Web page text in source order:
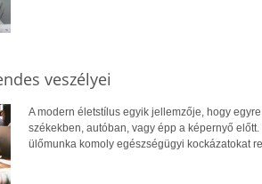
veszélyei
A modern életstílus egyik jellemzője, hogy
székekben, autóban, vagy épp a képernyő
ülőmunka komoly egészségügyi kockázatokat